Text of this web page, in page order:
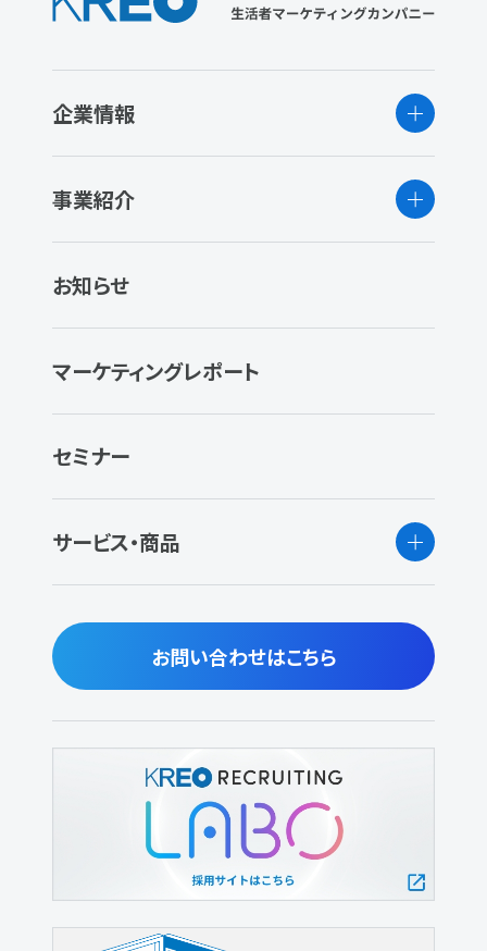
企業情報
事業紹介
お知らせ
マーケティングレポート
セミナー
サービス・商品
お問い合わせはこちら